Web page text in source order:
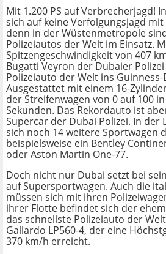
Mit 1.200 PS auf Verbrecherjagd!
sich auf keine Verfolgungsjagd
denn in der Wüstenmetropole
Polizeiautos der Welt im Einsatz.
Spitzengeschwindigkeit von 407
Bugatti Veyron der Dubaier
Polizeiauto der Welt ins
Ausgestattet mit einem 16-
der Streifenwagen von 0 auf 100
Sekunden. Das Rekordauto ist
Supercar der Dubai Polizei. In der
sich noch 14 weitere Sportwagen
beispielsweise ein Bentley
oder Aston Martin One-77.
Doch nicht nur Dubai setzt bei
auf Supersportwagen. Auch die
müssen sich mit ihren
ihrer Flotte befindet sich der
das schnellste Polizeiauto der
Gallardo LP560-4, der eine
370 km/h erreicht.